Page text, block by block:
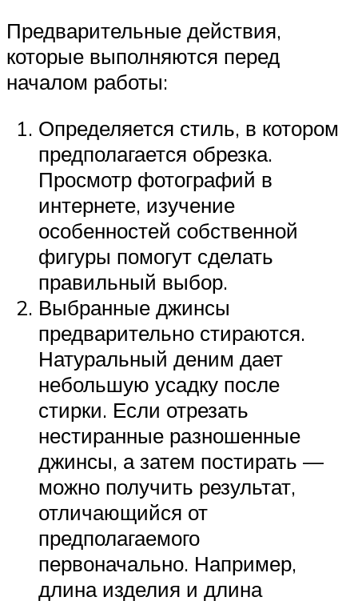
Предварительные действия,
которые выполняются перед
началом работы:
Определяется стиль, в котором
предполагается обрезка.
Просмотр фотографий в
интернете, изучение
особенностей собственной
фигуры помогут сделать
правильный выбор.
Выбранные джинсы
предварительно стираются.
Натуральный деним дает
небольшую усадку после
стирки. Если отрезать
нестиранные разношенные
джинсы, а затем постирать —
можно получить результат,
отличающийся от
предполагаемого
первоначально. Например,
длина изделия и длина